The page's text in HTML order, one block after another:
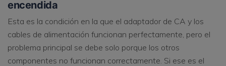
encendida
Esta es la condición en la que el adaptador de CA y los
cables de alimentación funcionan perfectamente, pero el
problema principal se debe solo porque los otros
componentes no funcionan correctamente. Si ese es el